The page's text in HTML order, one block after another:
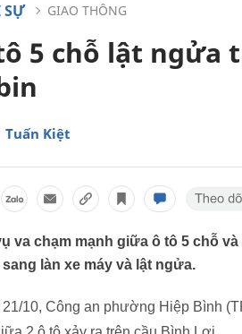
SỰ GIAO THÔNG
5 chỗ lật ngửa
Tuấn Kiệt
va chạm mạnh giữa ô tô 5 chỗ
làn xe máy và lật ngửa.
21/10, Công an phường Hiệp Bình